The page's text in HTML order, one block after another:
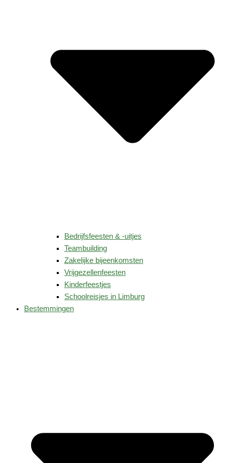
Bedrijfsfeesten & -uitjes
Teambuilding
Zakelijke bijeenkomsten
Vrijgezellenfeesten
Kinderfeestjes
Schoolreisjes in Limburg
Bestemmingen